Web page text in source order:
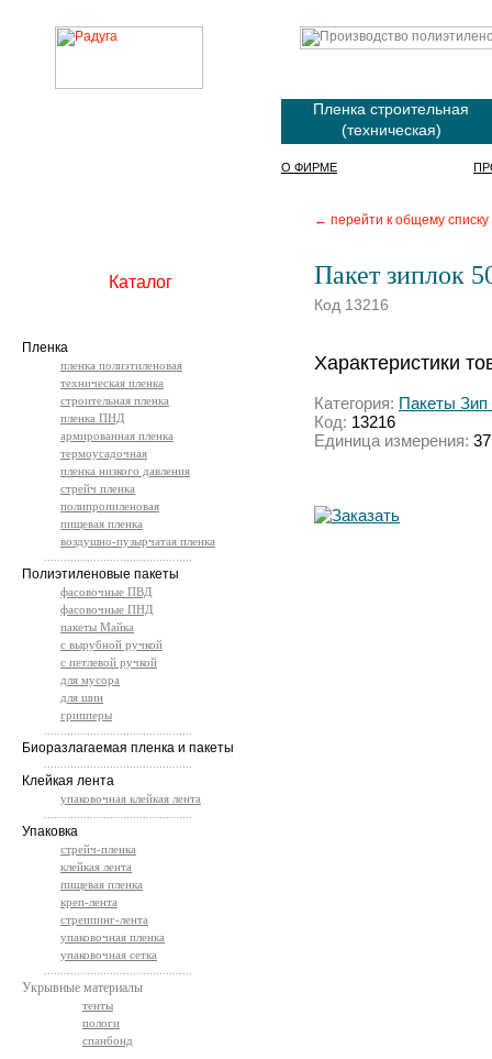
Пленка строительная
(техническая)
О ФИРМЕ
← перейти к общему списку
Пакет зиплок
Код 13216
Характеристики
Категория: Пакеты Зип
Код: 13216
Единица измерения:
Каталог
Пленка
пленка полиэтиленовая
техническая пленка
строительная пленка
пленка ПНД
армированная пленка
термоусадочная
пленка низкого давления
стрейч пленка
полипропиленовая
пищевая пленка
воздушно-пузырчатая пленка
Полиэтиленовые пакеты
фасовочные ПВД
фасовочные ПНД
пакеты Майка
с вырубной ручкой
с петлевой ручкой
для мусора
для шин
грипперы
Биоразлагаемая пленка и пакеты
Клейкая лента
упаковочная клейкая лента
Упаковка
стрейч-пленка
клейкая лента
пищевая пленка
креп-лента
стреппинг-лента
упаковочная пленка
упаковочная сетка
Укрывные материалы
тенты
пологи
спанбонд